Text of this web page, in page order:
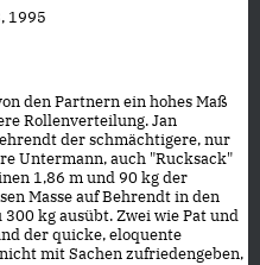
1995
den Partnern ein hohes Maß
Rollenverteilung. Jan
der schmächtigere, nur
Untermann, auch "Rucksack"
1,86 m und 90 kg der
Masse auf Behrendt in den
kg ausübt. Zwei wie Pat und
der quicke, eloquente
mit Sachen zufriedengeben,